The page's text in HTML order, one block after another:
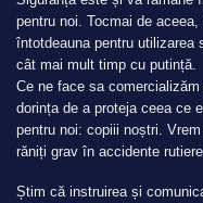
pentru noi. Tocmai de
întotdeauna pentru utilizarea
cât mai mult timp cu putință.
Ce ne face sa
dorința de a proteja ceea ce
pentru noi: copiii noștri.
răniți grav în accidente rutiere.
Știm că instruirea și